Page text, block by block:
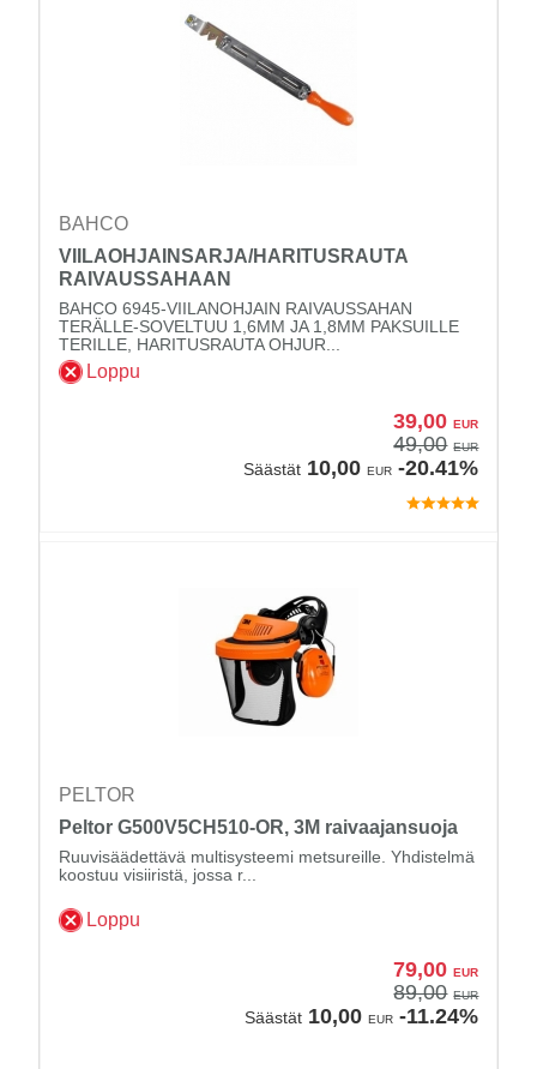
BAHCO
VIILAOHJAINSARJA/HARITUSRAUTA
RAIVAUSSAHAAN
BAHCO 6945-VIILANOHJAIN RAIVAUSSAHAN
TERÄLLE-SOVELTUU 1,6MM JA 1,8MM PAKSUILLE
TERILLE, HARITUSRAUTA OHJUR...
Loppu
39,00 EUR
49,00 EUR
Säästät 10,00 EUR -20.41%
PELTOR
Peltor G500V5CH510-OR, 3M raivaajansuoja
Ruuvisäädettävä multisysteemi metsureille. Yhdistelmä
koostuu visiiristä, jossa r...
Loppu
79,00 EUR
89,00 EUR
Säästät 10,00 EUR -11.24%